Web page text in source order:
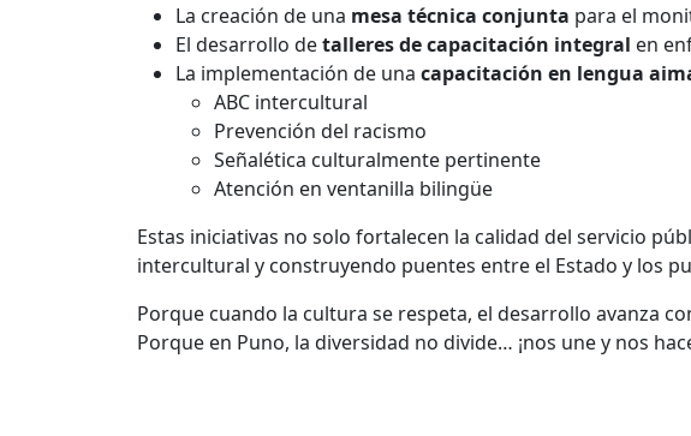
La creación de una mesa técnica conjunta para el
El desarrollo detalleres de capacitación integral en
La implementación de una capacitación en lengua
ABC intercultural
Prevención del racismo
Señalética culturalmente pertinente
Atención en ventanilla bilingüe
Estas iniciativas no solo fortalecen la calidad del servicio
intercultural y construyendo puentes entre el Estado y los
Porque cuando la cultura se respeta, el desarrollo avanza
Porque en Puno, la diversidad no divide… ¡nos une y nos